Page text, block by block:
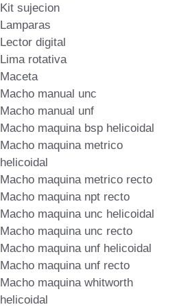
Kit sujecion
Lamparas
Lector digital
Lima rotativa
Maceta
Macho manual unc
Macho manual unf
Macho maquina bsp helicoidal
Macho maquina metrico
helicoidal
Macho maquina metrico recto
Macho maquina npt recto
Macho maquina unc helicoidal
Macho maquina unc recto
Macho maquina unf helicoidal
Macho maquina unf recto
Macho maquina whitworth
helicoidal